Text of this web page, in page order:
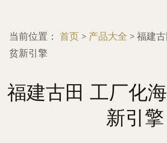
当前位置： 首页 > 产品大全 > 福建
贫新引擎
福建古田 工厂化
新引擎